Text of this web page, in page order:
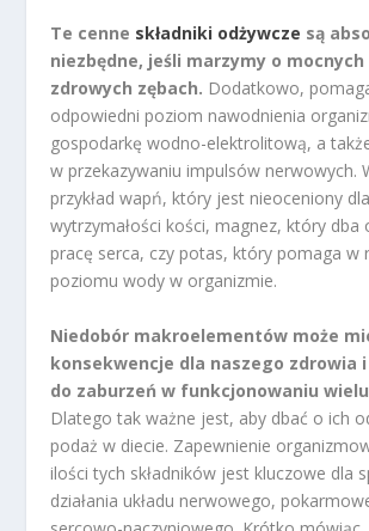
Te cenne składniki odżywcze są
niezbędne, jeśli marzymy o
zdrowych zębach. Dodatkowo,
odpowiedni poziom nawodnienia
gospodarkę wodno-elektrolitową, a
w przekazywaniu impulsów nerwowych.
przykład wapń, który jest nieoceniony dla
wytrzymałości kości, magnez, który dba
pracę serca, czy potas, który pomaga w
poziomu wody w organizmie.
Niedobór makroelementów może
konsekwencje dla naszego zdrowia
do zaburzeń w funkcjonowaniu wielu
Dlatego tak ważne jest, aby dbać o ich
podaż w diecie. Zapewnienie
ilości tych składników jest kluczowe dla
działania układu nerwowego,